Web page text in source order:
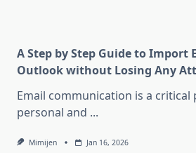
A Step by Step Guide to Import
Outlook without Losing Any
Email communication is a
personal and ...
Mimijen Jan 16, 2026